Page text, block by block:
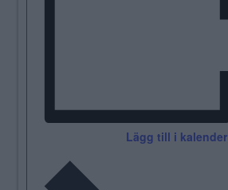
Lägg till i kalender